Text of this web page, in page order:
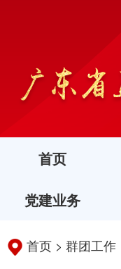
首页
党建业务
首页 >群团工作